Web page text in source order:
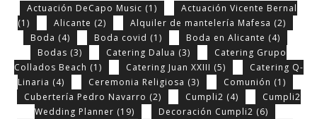
Actuación DeCapo Music (1)
Actuación Vicente Bernal
(1)
Alicante (2) Alquiler de mantelería Mafesa (2)
Boda (4) Boda covid (1) Boda en Alicante (4)
Bodas (3) Catering Dalua (3)
Catering Grupo
Collados Beach (1) Catering Juan XXIII (5)
Catering Q-
Linaria (4) Ceremonia Religiosa (3) Comunión (1)
Cubertería Pedro Navarro (2) Cumpli2 (4)
Cumpli2
Wedding Planner (19) Decoración Cumpli2 (6)